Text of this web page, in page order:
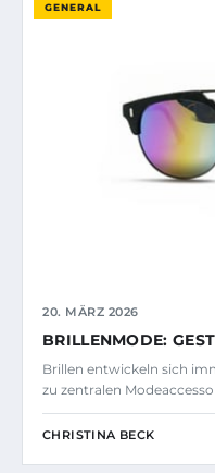
GENERAL
20. MÄRZ 2026
BRILLENMODE:
Brillen entwickeln sich
zu zentralen
CHRISTINA BECK